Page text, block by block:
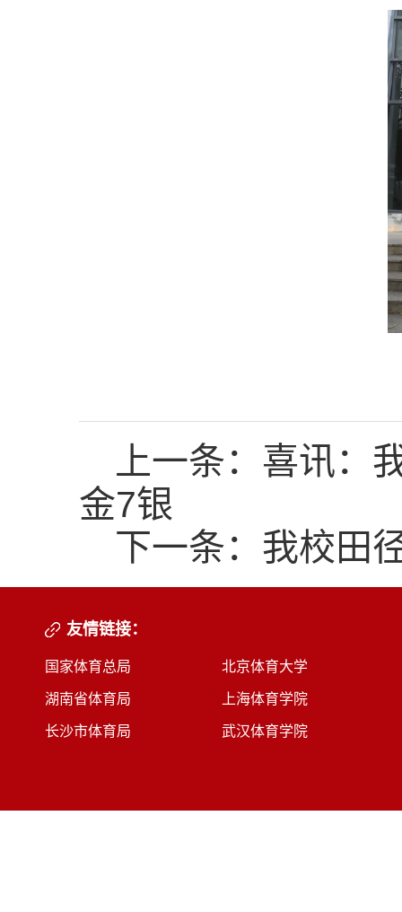
上一条： 喜讯：
金7银
下一条： 我校田
友情链接：
国家体育总局 北京体育大学
湖南省体育局 上海体育学院
长沙市体育局 武汉体育学院